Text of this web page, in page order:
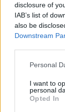
disclosure of
IAB’s list of
also be
Downstream
Personal
I want to
personal
Opted In